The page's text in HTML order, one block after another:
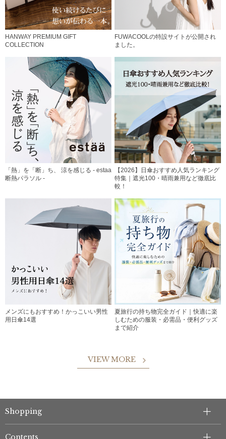
HANWAY PREMIUM GIFT
COLLECTION
FUWACOOLの特設サイトが公開され
ました。
「熱」を「断」ち、 涼を感じる - estaa
断熱パラソル -
【2026】日傘おすすめ人気ランキング
特集｜遮光100・晴雨兼用など徹底比
較！
メンズにもおすすめ！かっこいい男性
用日傘14選
夏旅行の持ち物完全ガイド｜快適に楽
しむための服装・必需品・便利グッズ
まで紹介
VIEW MORE
Shopping
Contents